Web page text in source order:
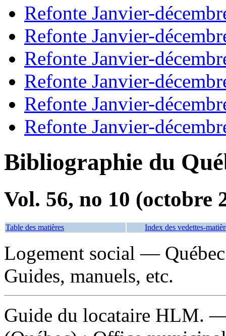
Refonte Janvier-
Refonte Janvier-
Refonte Janvier-
Refonte Janvier-
Refonte Janvier-
Refonte Janvier-
Bibliographie du
Vol. 56, no 10 (octobre
Table des matières Index des vedettes-
Logement social —
Guides, manuels, etc.
Guide du locataire HLM.